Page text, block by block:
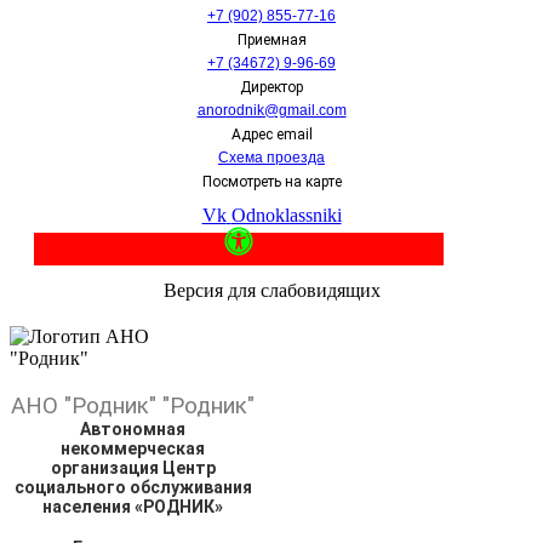
+7 (902) 855-77-16
Приемная
+7 (34672) 9-96-69
Директор
anorodnik@gmail.com
Адрес email
Схема проезда
Посмотреть на карте
Vk Odnoklassniki
Версия для слабовидящих
АНО "Родник" "Родник"
Автономная
некоммерческая
организация Центр
социального обслуживания
населения «РОДНИК»